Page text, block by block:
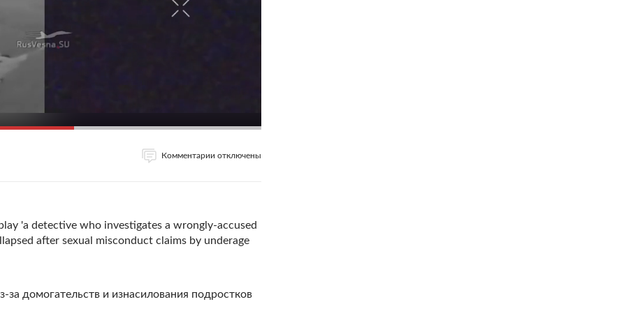
Комментарии отключены
'a detective who investigates a wrongly-accused
after sexual misconduct claims by underage
домогательств и изнасилования подростков